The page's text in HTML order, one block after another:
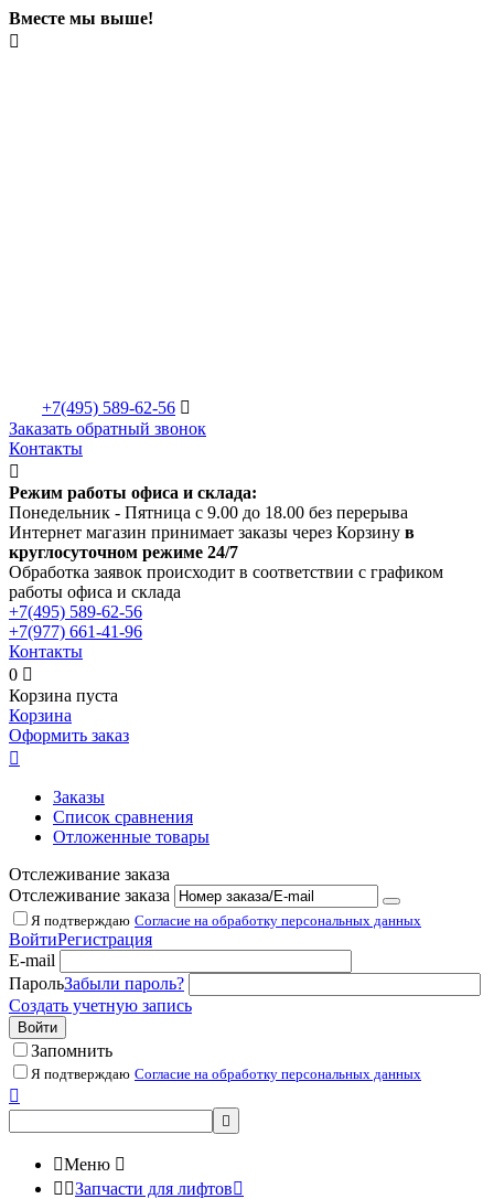
Вместе мы выше!

+7(495) 589-62-56 
Заказать обратный звонок
Контакты

Режим работы офиса и склада:
Понедельник - Пятница с 9.00 до 18.00 без перерыва
Интернет магазин принимает заказы через Корзину в
круглосуточном режиме 24/7
Обработка заявок происходит в соответствии с графиком
работы офиса и склада
+7(495) 589-62-56
+7(977) 661-41-96
Контакты
0 
Корзина пуста
Корзина
Оформить заказ

Заказы
Список сравнения
Отложенные товары
Отслеживание заказа
Отслеживание заказа
Я подтверждаю Согласие на обработку персональных данных
ВойтиРегистрация
E-mail
ПарольЗабыли пароль?
Создать учетную запись
Войти
Запомнить
Я подтверждаю Согласие на обработку персональных данных


Меню 
 Запчасти для лифтов